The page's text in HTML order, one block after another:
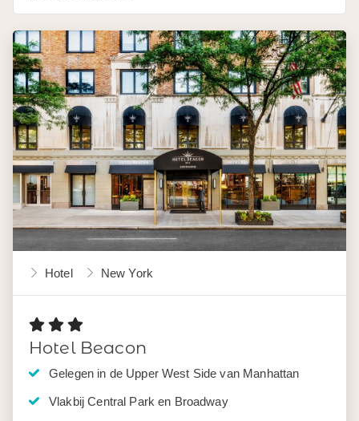
Hotel New York
Hotel Beacon
Gelegen in de Upper West Side van Manhattan
Vlakbij Central Park en Broadway